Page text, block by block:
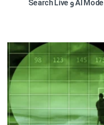
گوگل جستجوی صوتی اندروید را با AI Mode و Search Live